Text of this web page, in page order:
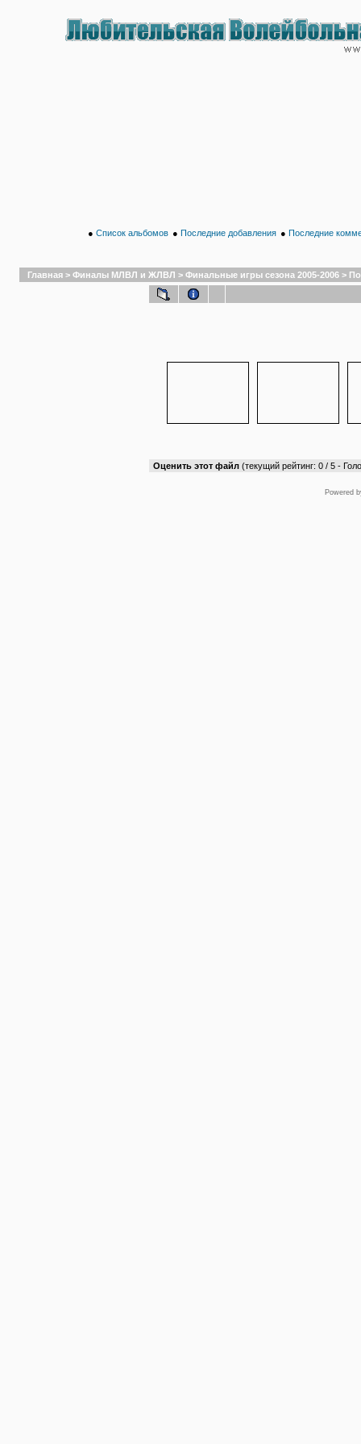
● Список альбомов ● Последние добавления ● Последние
Главная > Финалы МЛВЛ и ЖЛВЛ > Финальные игры сезона 2005-2006 >
Оценить этот файл (текущий рейтинг: 0 / 5 -
Powered